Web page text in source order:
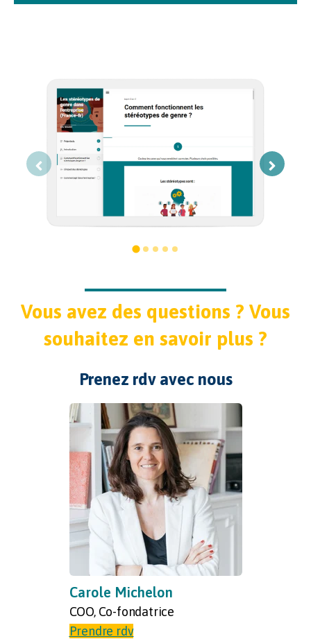
Vous avez des questions ? Vous
souhaitez en savoir plus ?
Prenez rdv avec nous
Carole Michelon
COO, Co-fondatrice
Prendre rdv